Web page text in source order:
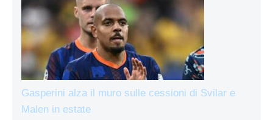
Gasperini alza il muro sulle cessioni di Svilar e
Malen in estate